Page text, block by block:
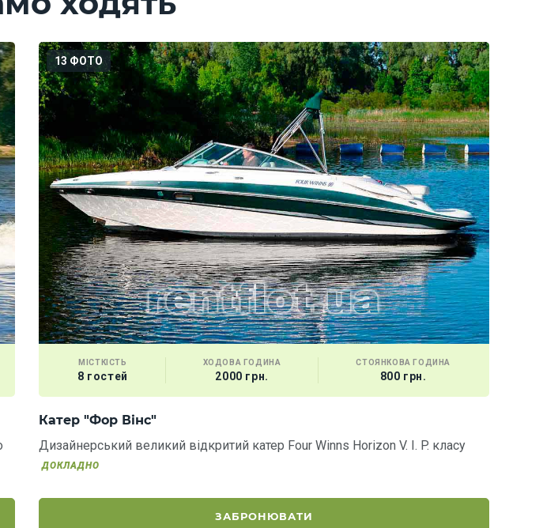
13 ФОТО
МІСТКІСТЬ
8 гостей
ХОДОВА ГОДИНА
2000 грн.
СТОЯНКОВА ГОДИНА
800 грн.
Катер "Фор Вінс"
Дизайнерський великий відкритий катер Four Winns Horizon V. I. P. класу
ДОКЛАДНО
ЗАБРОНЮВАТИ